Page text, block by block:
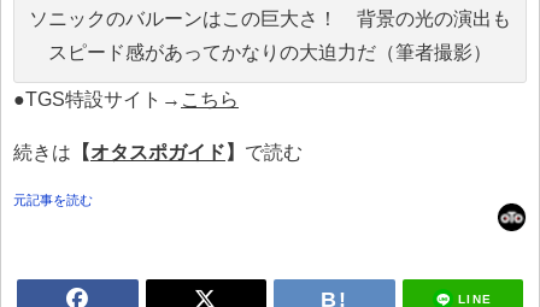
ソニックのバルーンはこの巨大さ！ 背景の光の演出も
スピード感があってかなりの大迫力だ（筆者撮影）
●TGS特設サイト→ こちら
続きは 【オタスポガイド 】 で読む
元記事を読む
LINE